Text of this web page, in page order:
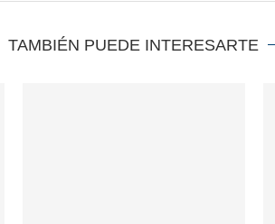
TAMBIÉN PUEDE INTERESARTE